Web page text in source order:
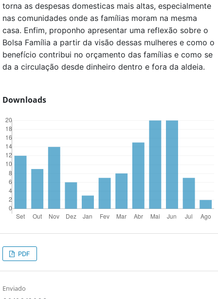
torna as despesas domesticas mais altas, especialmente
nas comunidades onde as famílias moram na mesma
casa. Enfim, proponho apresentar uma reflexão sobre o
Bolsa Família a partir da visão dessas mulheres e como o
benefício contribui no orçamento das famílias e como se
da a circulação desde dinheiro dentro e fora da aldeia.
Downloads
PDF
Enviado